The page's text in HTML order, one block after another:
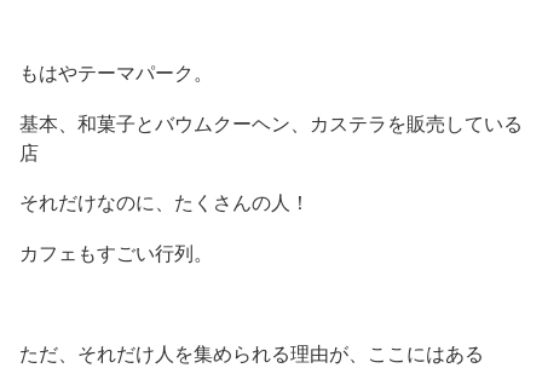
もはやテーマパーク。
基本、和菓子とバウムクーヘン、カステラを販売している
店
それだけなのに、たくさんの人！
カフェもすごい行列。
ただ、それだけ人を集められる理由が、ここにはある